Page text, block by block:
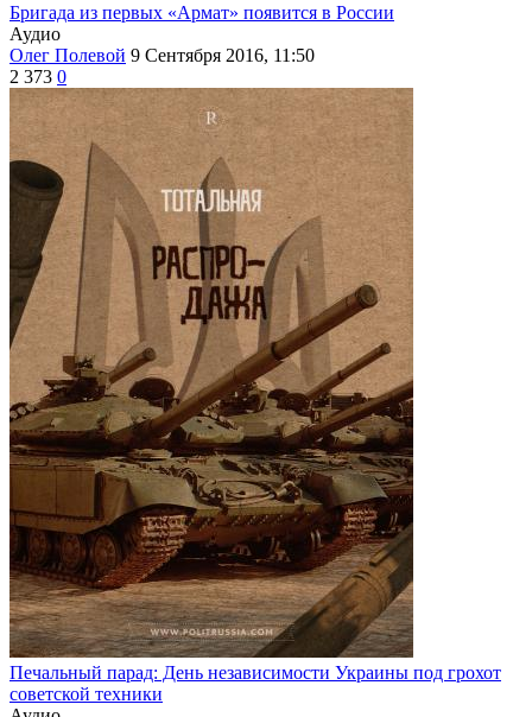
Бригада из первых «Армат» появится в России
Аудио
Олег Полевой 9 Сентября 2016, 11:50
2 373 0
Печальный парад: День независимости Украины под грохот
советской техники